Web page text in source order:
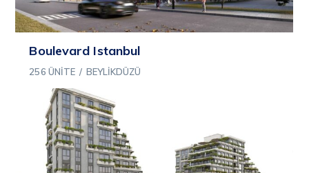
Boulevard Istanbul
256 ÜNITE / BEYLIKDÜZÜ